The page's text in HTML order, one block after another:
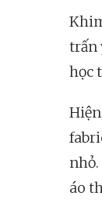
trấn
học
áo